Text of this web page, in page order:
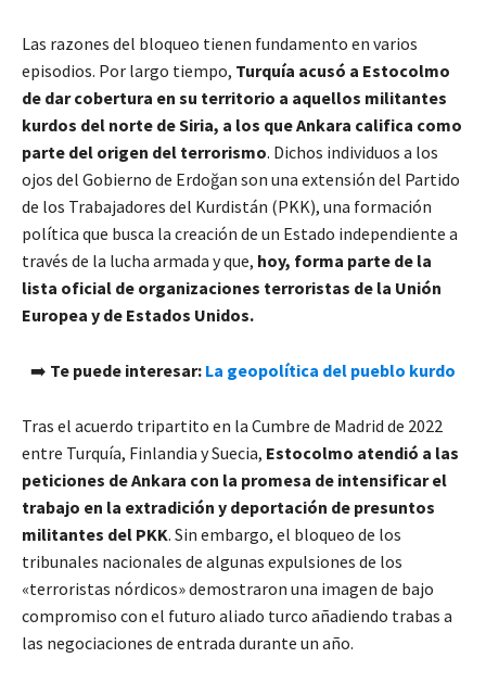
Las razones del bloqueo tienen fundamento en varios
episodios. Por largo tiempo, Turquía acusó a Estocolmo
de dar cobertura en su territorio a aquellos militantes
kurdos del norte de Siria, a los que Ankara califica como
parte del origen del terrorismo. Dichos individuos a los
ojos del Gobierno de Erdoğan son una extensión del Partido
de los Trabajadores del Kurdistán (PKK), una formación
política que busca la creación de un Estado independiente a
través de la lucha armada y que, hoy, forma parte de la
lista oficial de organizaciones terroristas de la Unión
Europea y de Estados Unidos.
➡️ Te puede interesar: La geopolítica del pueblo kurdo
Tras el acuerdo tripartito en la Cumbre de Madrid de 2022
entre Turquía, Finlandia y Suecia, Estocolmo atendió a las
peticiones de Ankara con la promesa de intensificar el
trabajo en la extradición y deportación de presuntos
militantes del PKK. Sin embargo, el bloqueo de los
tribunales nacionales de algunas expulsiones de los
«terroristas nórdicos» demostraron una imagen de bajo
compromiso con el futuro aliado turco añadiendo trabas a
las negociaciones de entrada durante un año.